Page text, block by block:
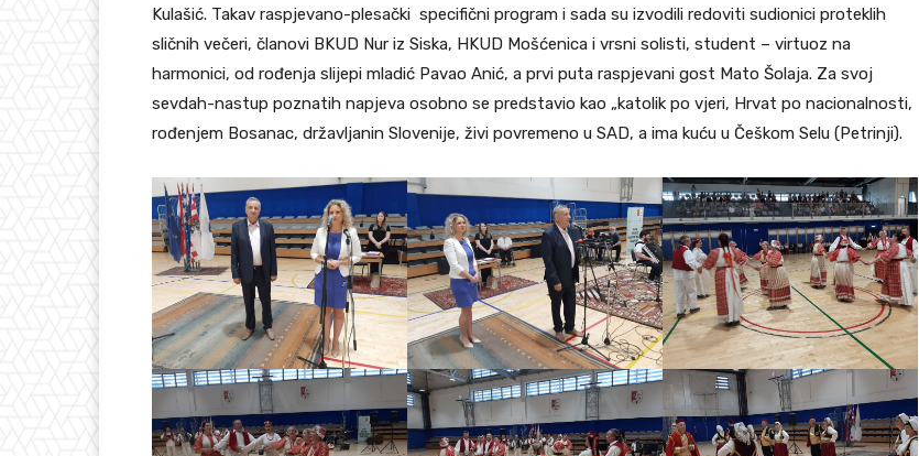
Kulašić. Takav raspjevano-plesački specifični program i sada su izvodili redoviti sudionici proteklih
sličnih večeri, članovi BKUD Nur iz Siska, HKUD Mošćenica i vrsni solisti, student – virtuoz na
harmonici, od rođenja slijepi mladić Pavao Anić, a prvi puta raspjevani gost Mato Šolaja. Za svoj
sevdah-nastup poznatih napjeva osobno se predstavio kao „katolik po vjeri, Hrvat po nacionalnosti,
rođenjem Bosanac, državljanin Slovenije, živi povremeno u SAD, a ima kuću u Češkom Selu (Petrinji).